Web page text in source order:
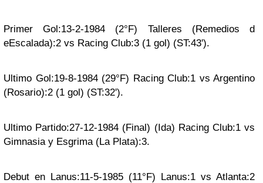
Primer Gol:13-2-1984 (2°F) Talleres (Remedios d
eEscalada):2 vs Racing Club:3 (1 gol) (ST:43').
Ultimo Gol:19-8-1984 (29°F) Racing Club:1 vs Argentino
(Rosario):2 (1 gol) (ST:32').
Ultimo Partido:27-12-1984 (Final) (Ida) Racing Club:1 vs
Gimnasia y Esgrima (La Plata):3.
Debut en Lanus:11-5-1985 (11°F) Lanus:1 vs Atlanta:2